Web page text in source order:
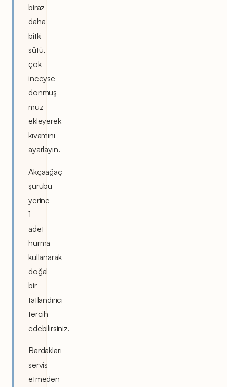
biraz
daha
bitki
sütü,
çok
inceyse
donmuş
muz
ekleyerek
kıvamını
ayarlayın.
Akçaağaç
şurubu
yerine
1
adet
hurma
kullanarak
doğal
bir
tatlandırıcı
tercih
edebilirsiniz.
Bardakları
servis
etmeden